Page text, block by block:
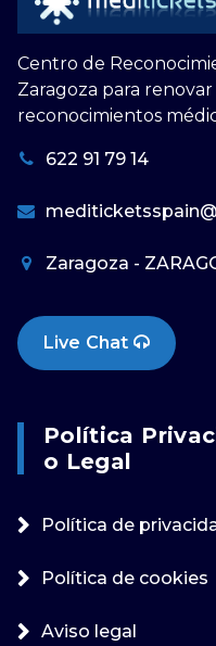
Centro de
Zaragoza para
reconocimientos
622 91 79 14
Zaragoza -
Live Chat
Política
O Legal
Política de
Política de cookies
Aviso legal